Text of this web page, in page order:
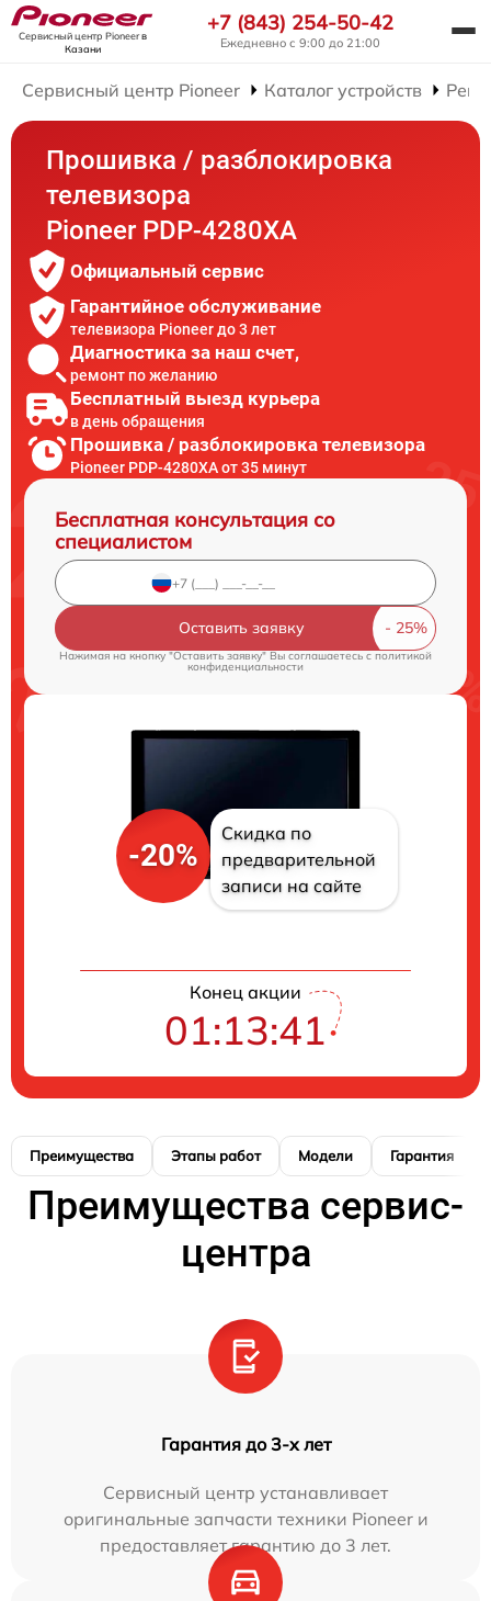
Сервисный центр Pioneerв
Казани
+7 (843) 254-50-42
Ежедневно с 9:00 до 21:00
Сервисный центр Pioneer Каталог устройств
Прошивка / разблокировка
телевизора
Pioneer PDP-4280XA
Официальный сервис
Гарантийное обслуживание
телевизора Pioneer до 3 лет
Диагностика за наш счет,
ремонт по желанию
Бесплатный выезд курьера
в день обращения
Прошивка / разблокировка телевизора
Pioneer PDP-4280XA от 35 минут
Бесплатная консультация со
специалистом
Оставить заявку
Нажимая на кнопку "Оставить заявку" Вы соглашаетесь c политикой
конфиденциальности
-20%
Скидка по
предварительной
записи на сайте
Конец акции
01:13:40
Преимущества Этапы работ Модели Гарантия
Преимущества сервис-
центра
Гарантия до 3-х лет
Сервисный центр устанавливает
оригинальные запчасти техники Pioneer и
предоставляет гарантию до 3 лет.